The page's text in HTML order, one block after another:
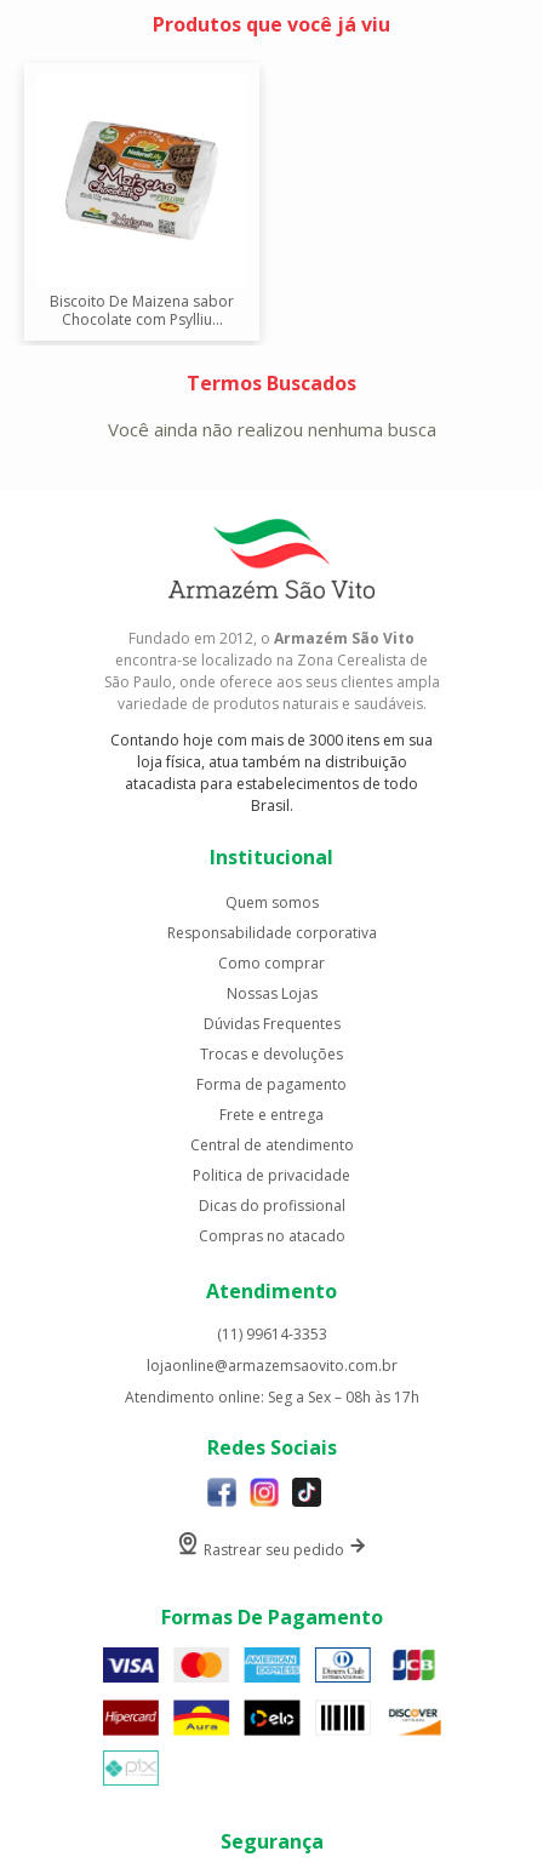
Produtos que você já viu
Biscoito De Maizena sabor
Chocolate com Psylliu...
Termos Buscados
Você ainda não realizou nenhuma busca
Fundado em 2012, o Armazém São Vito
encontra-se localizado na Zona Cerealista de
São Paulo, onde oferece aos seus clientes ampla
variedade de produtos naturais e saudáveis.
Contando hoje com mais de 3000 itens em sua
loja física, atua também na distribuição
atacadista para estabelecimentos de todo
Brasil.
Institucional
Quem somos
Responsabilidade corporativa
Como comprar
Nossas Lojas
Dúvidas Frequentes
Trocas e devoluções
Forma de pagamento
Frete e entrega
Central de atendimento
Politica de privacidade
Dicas do profissional
Compras no atacado
Atendimento
(11) 99614-3353
lojaonline@armazemsaovito.com.br
Atendimento online: Seg a Sex – 08h às 17h
Redes Sociais
Rastrear seu pedido
Formas De Pagamento
Segurança